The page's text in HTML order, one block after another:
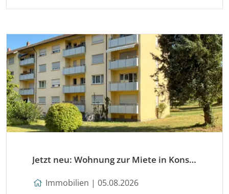
Jetzt neu: Wohnung zur Miete in Konstanz
Immobilien | 05.08.2026